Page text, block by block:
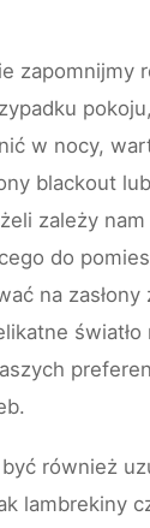
zapomnijmy
w nocy,
blackout
zależy
do
na zasłony
światło
również
lambrekiny